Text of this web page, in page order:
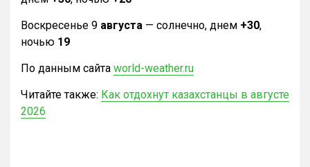
Воскресенье 9 августа — солнечно, днем +30,
ночью 19
По данным сайта world-weather.ru
Читайте также: Как отдохнут казахстанцы в августе
2026